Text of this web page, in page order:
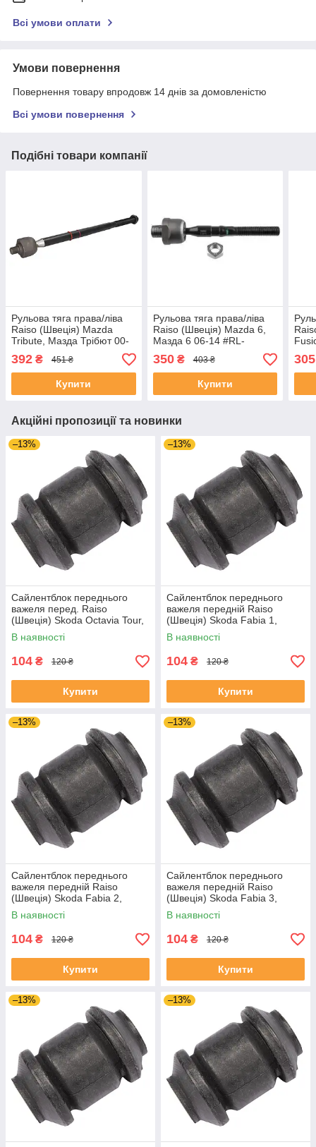
Всі умови оплати
Умови повернення
Повернення товару впродовж 14 днів за домовленістю
Всі умови повернення
Подібні товари компанії
Рульова тяга права/ліва
Raiso (Швеція) Mazda
Tribute, Мазда Трібют 00-
08 #RL-8Y3280F
UARQNIE4
392 ₴ 451 ₴
Купити
Рульова тяга права/ліва
Raiso (Швеція) Mazda 6,
Мазда 6 06-14 #RL-
132240M UAEOCGZ4
350₴ 403 ₴
Купити
305
Акційні пропозиції та новинки
–13%
Сайлентблок переднього
важеля перед. Raiso
(Швеція) Skoda Octavia Tour,
Октавія Тур 96- #RL-1J0182V
UAJOTLS4
В наявності
104 ₴ 120 ₴
Купити
–13%
Сайлентблок переднього
важеля передній Raiso
(Швеція) Skoda Fabia 1,
Шкода Фабія 1 99-08 #RL-
1J0182V UAXPUCH4
В наявності
104 ₴ 120 ₴
Купити
–13%
Сайлентблок переднього
важеля передній Raiso
(Швеція) Skoda Fabia 2,
Шкода Фабія 2 06-14 #RL-
1J0182V UADIKZU4
В наявності
104 ₴ 120 ₴
Купити
–13%
Сайлентблок переднього
важеля передній Raiso
(Швеція) Skoda Fabia 3,
Шкода Фабія 3 14-21 #RL-
1J0182V UATXDAZ4
В наявності
104 ₴ 120 ₴
Купити
–13% –13%